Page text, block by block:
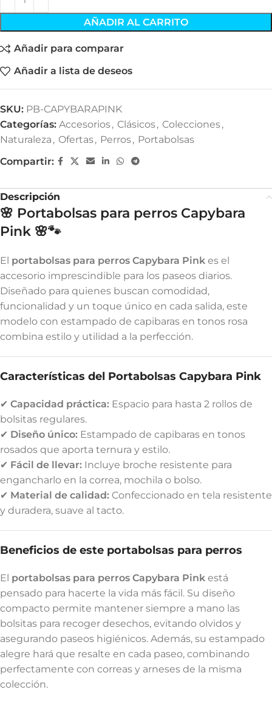
AÑADIR AL CARRITO
Añadir para comparar
Añadir a lista de deseos
SKU: PB-CAPYBARAPINK
Categorías: Accesorios, Clásicos, Colecciones,
Naturaleza , Ofertas, Perros, Portabolsas
Compartir:
Descripción
🌸 Portabolsas para perros Capybara
Pink 🌸🐾
El portabolsas para perros Capybara Pink es el
accesorio imprescindible para los paseos diarios.
Diseñado para quienes buscan comodidad,
funcionalidad y un toque único en cada salida, este
modelo con estampado de capibaras en tonos rosa
combina estilo y utilidad a la perfección.
Características del Portabolsas Capybara Pink
✔ Capacidad práctica: Espacio para hasta 2 rollos de
bolsitas regulares.
✔ Diseño único: Estampado de capibaras en tonos
rosados que aporta ternura y estilo.
✔ Fácil de llevar: Incluye broche resistente para
engancharlo en la correa, mochila o bolso.
✔ Material de calidad: Confeccionado en tela resistente
y duradera, suave al tacto.
Beneficios de este portabolsas para perros
El portabolsas para perros Capybara Pink está
pensado para hacerte la vida más fácil. Su diseño
compacto permite mantener siempre a mano las
bolsitas para recoger desechos, evitando olvidos y
asegurando paseos higiénicos. Además, su estampado
alegre hará que resalte en cada paseo, combinando
perfectamente con correas y arneses de la misma
colección.